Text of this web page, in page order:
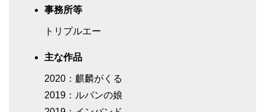
事務所等
トリプルエー
主な作品
2020：麒麟がくる
2019：ルパンの娘